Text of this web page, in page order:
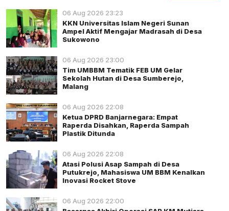
06 Aug 2026 23:23
KKN Universitas Islam Negeri Sunan
Ampel Aktif Mengajar Madrasah di Desa
Sukowono
06 Aug 2026 23:00
Tim UMBBM Tematik FEB UM Gelar
Sekolah Hutan di Desa Sumberejo,
Malang
06 Aug 2026 22:08
Ketua DPRD Banjarnegara: Empat
Raperda Disahkan, Raperda Sampah
Plastik Ditunda
06 Aug 2026 22:08
Atasi Polusi Asap Sampah di Desa
Putukrejo, Mahasiswa UM BBM Kenalkan
Inovasi Rocket Stove
06 Aug 2026 22:00